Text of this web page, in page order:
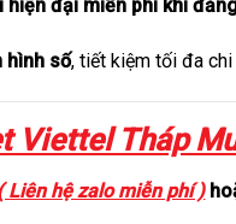
hiện đại miễn phí khi
hình số, tiết kiệm tối đa
Viettel Tháp
Liên hệ zalo miễn phí )